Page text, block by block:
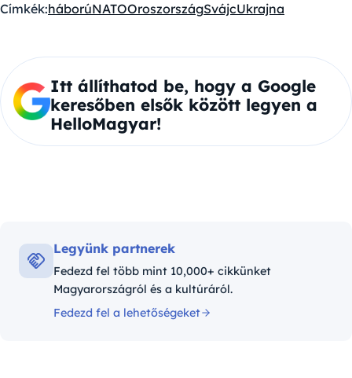
Címkék:háborúNATOOroszországSvájcUkrajna
Itt állíthatod be, hogy a Google
keresőben elsők között legyen a
HelloMagyar!
Legyünk partnerek
Fedezd fel több mint 10,000+ cikkünket
Magyarországról és a kultúráról.
Fedezd fel a lehetőségeket